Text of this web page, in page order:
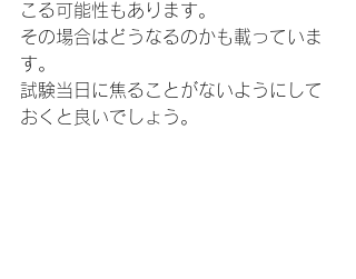
こる可能性もあります。
その場合はどうなるのかも載っていま
す。
試験当日に焦ることがないようにして
おくと良いでしょう。